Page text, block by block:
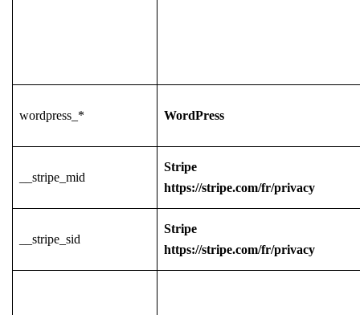
wordpress_* WordPress
__stripe_mid
Stripe
https://stripe.com/fr/privacy
__stripe_sid
Stripe
https://stripe.com/fr/privacy